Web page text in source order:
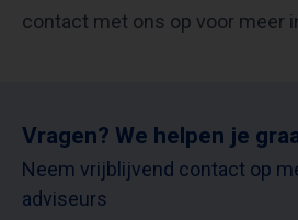
contact met ons op voor meer
Vragen? We helpen je
Neem vrijblijvend contact op
adviseurs